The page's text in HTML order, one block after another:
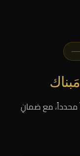
محدداً، مع ضمانِ